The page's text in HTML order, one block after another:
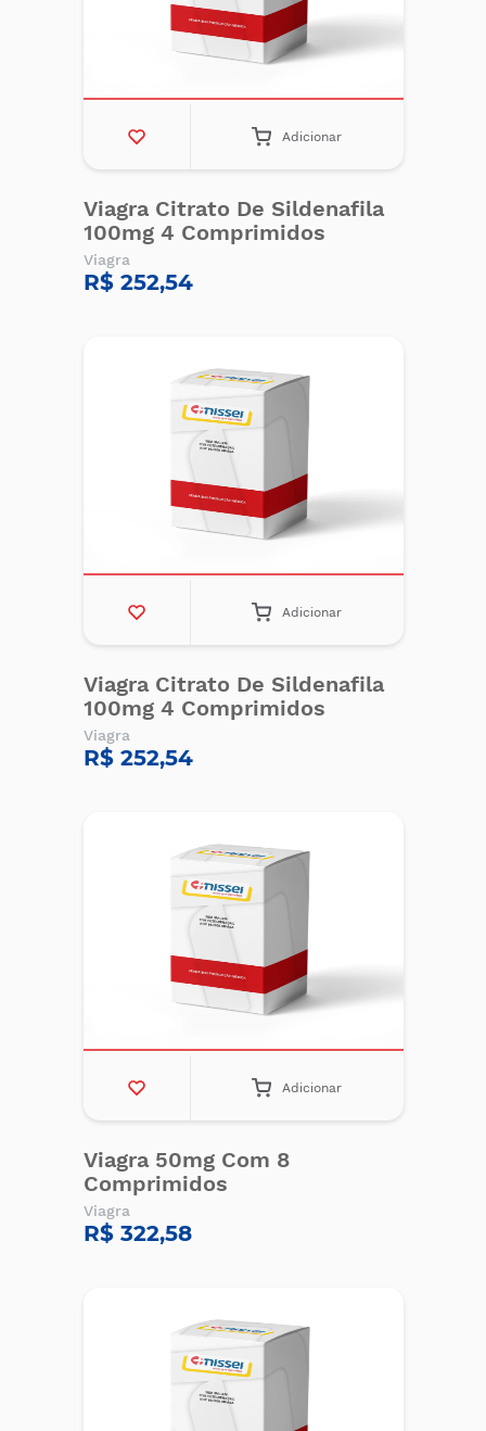
Adicionar
Viagra Citrato De Sildenafila
100mg 4 Comprimidos
Viagra
R$ 252,54
Adicionar
Viagra Citrato De Sildenafila
100mg 4 Comprimidos
Viagra
R$ 252,54
Adicionar
Viagra 50mg Com 8
Comprimidos
Viagra
R$ 322,58